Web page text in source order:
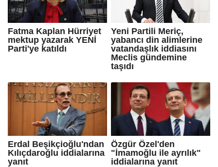
Fatma Kaplan Hürriyet
mektup yazarak YENİ
Parti'ye katıldı
Yeni Partili Meriç,
yabancı din alimlerine
vatandaşlık iddiasını
Meclis gündemine
taşıdı
Erdal Beşikçioğlu'ndan
Kılıçdaroğlu iddialarına
yanıt
Özgür Özel'den
"İmamoğlu ile ayrılık"
iddialarına yanıt